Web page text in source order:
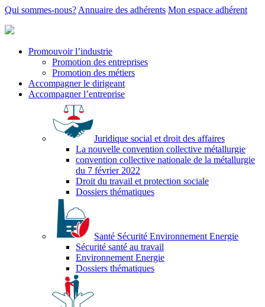
Qui sommes-nous? Annuaire des adhérents Mon espace adhérent
Promouvoir l’industrie
Promotion des entreprises
Promotion des métiers
Accompagner le dirigeant
Accompagner l’entreprise
Juridique social et droit des affaires
La nouvelle convention collective métallurgie
convention collective nationale de la métallurgie
du 7 février 2022
Droit du travail et protection sociale
Dossiers thématiques
Santé Sécurité Environnement Energie
Sécurité santé au travail
Environnement Energie
Dossiers thématiques